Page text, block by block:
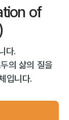
of
다.
의 삶의 질을
입니다.